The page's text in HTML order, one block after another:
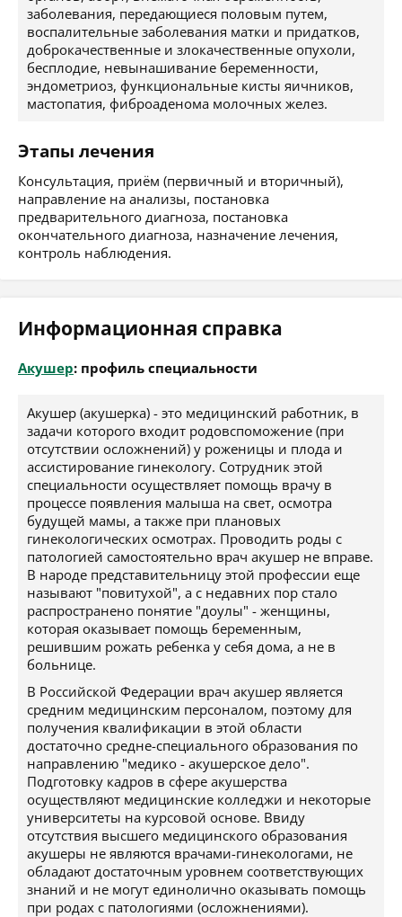
заболевания, передающиеся половым путем,
воспалительные заболевания матки и придатков,
доброкачественные и злокачественные опухоли,
бесплодие, невынашивание беременности,
эндометриоз, функциональные кисты яичников,
мастопатия, фиброаденома молочных желез.
Этапы лечения
Консультация, приём (первичный и вторичный),
направление на анализы, постановка
предварительного диагноза, постановка
окончательного диагноза, назначение лечения,
контроль наблюдения.
Информационная справка
Акушер: профиль специальности
Акушер (акушерка) - это медицинский работник, в
задачи которого входит родовспоможение (при
отсутствии осложнений) у роженицы и плода и
ассистирование гинекологу. Сотрудник этой
специальности осуществляет помощь врачу в
процессе появления малыша на свет, осмотра
будущей мамы, а также при плановых
гинекологических осмотрах. Проводить роды с
патологией самостоятельно врач акушер не вправе.
В народе представительницу этой профессии еще
называют "повитухой", а с недавних пор стало
распространено понятие "доулы" - женщины,
которая оказывает помощь беременным,
решившим рожать ребенка у себя дома, а не в
больнице.
В Российской Федерации врач акушер является
средним медицинским персоналом, поэтому для
получения квалификации в этой области
достаточно средне-специального образования по
направлению "медико - акушерское дело".
Подготовку кадров в сфере акушерства
осуществляют медицинские колледжи и некоторые
университеты на курсовой основе. Ввиду
отсутствия высшего медицинского образования
акушеры не являются врачами-гинекологами, не
обладают достаточным уровнем соответствующих
знаний и не могут единолично оказывать помощь
при родах с патологиями (осложнениями).